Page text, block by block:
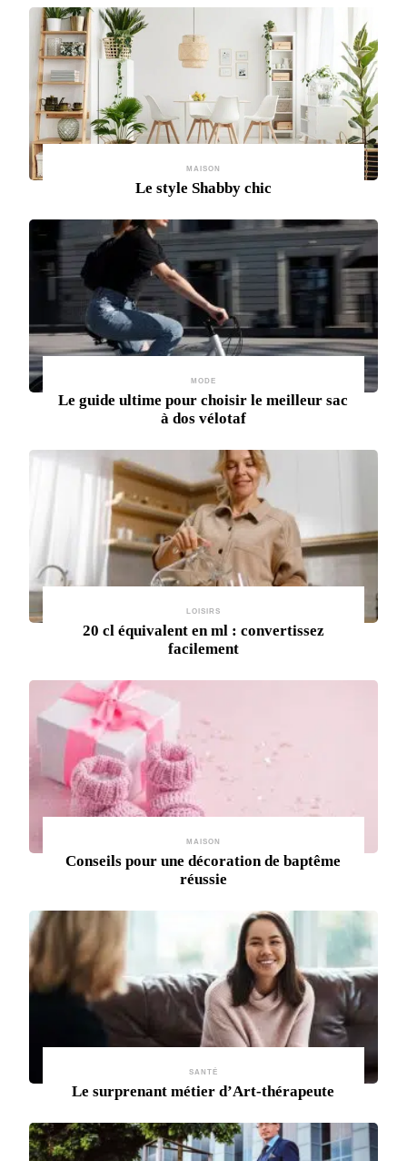
MAISON
Le style Shabby chic
MODE
Le guide ultime pour choisir le meilleur sac
à dos vélotaf
LOISIRS
20 cl équivalent en ml : convertissez
facilement
MAISON
Conseils pour une décoration de baptême
réussie
SANTÉ
Le surprenant métier d’Art-thérapeute